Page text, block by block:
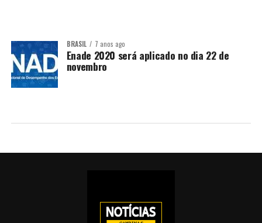
BRASIL 7 anos ago
Enade 2020 será aplicado no dia 22 de
novembro